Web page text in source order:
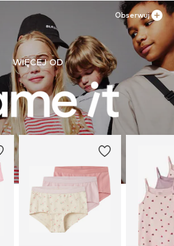
WIĘCEJ OD
Obserwuj